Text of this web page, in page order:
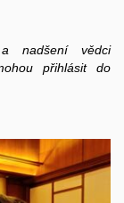
a nadšení vědci
přihlásit do